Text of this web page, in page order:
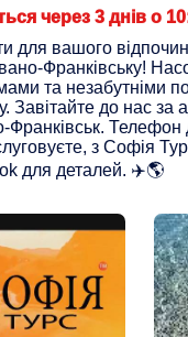
через 3 днів о
для вашого
Франківську!
та незабутніми
Завітайте до нас
Франківськ. Телефон
з Софія
для деталей. ✈️🌎